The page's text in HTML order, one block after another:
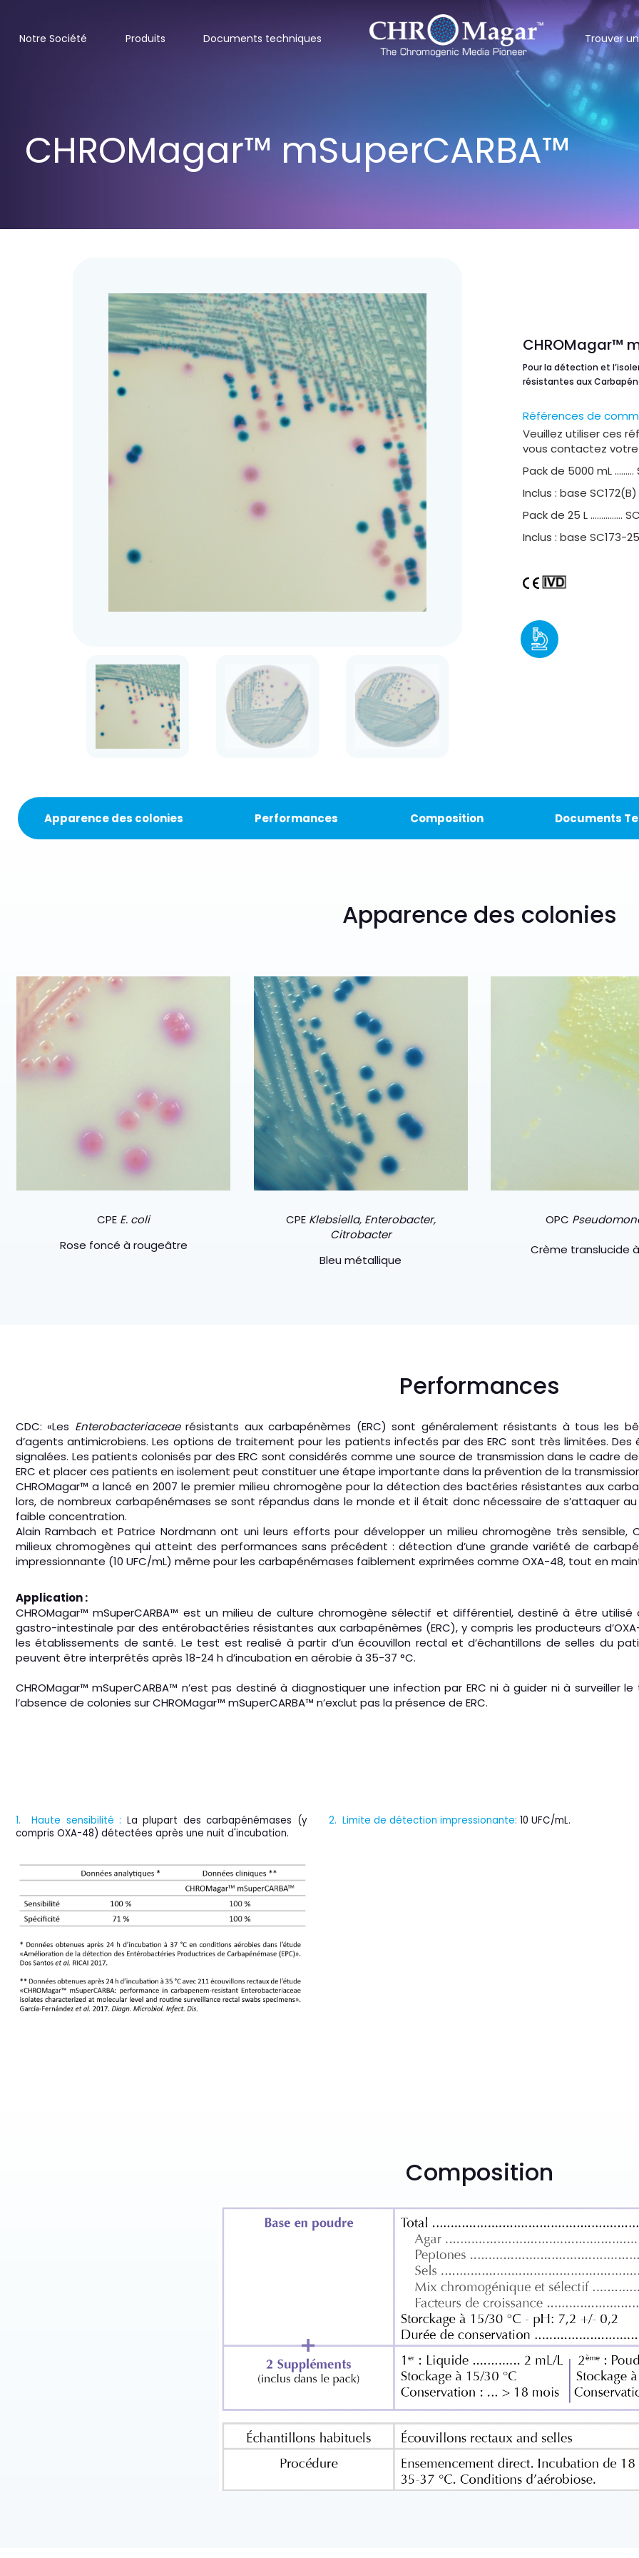
Notre Société Produits Documents techniques Trouver
CHROMagar™ mSuperCARBA™
CHROMagar™
Pour la détection et
résistantes aux
Références de
Veuillez utiliser ces
vous contactez
Pack de 5000 mL ………
Inclus : base
Pack de 25 L ……………
Inclus : base SC173-
Apparence des colonies Performances Composition Documents
Apparence des colonies
CPE E. coli
Rose foncé à rougeâtre
CPE Klebsiella, Enterobacter,
Citrobacter
Bleu métallique
OPC
Crème translucide
Performances
CDC: «Les Enterobacteriaceaerésistants aux carbapénèmes (ERC) sont généralement résistants à tous les
d’agents antimicrobiens. Les options de traitement pour les patients infectés par des ERC sont très limitées.
signalées. Les patients colonisés par des ERC sont considérés comme une source de transmission dans le cadre
ERC et placer ces patients en isolement peut constituer une étape importante dans la prévention de la
CHROMagar™ a lancé en 2007 le premier milieu chromogène pour la détection des bactéries résistantes aux
lors, de nombreux carbapénémases se sont répandus dans le monde et il était donc nécessaire de s’attaquer
faible concentration.
Alain Rambach et Patrice Nordmann ont uni leurs efforts pour développer un milieu chromogène très sensible,
milieux chromogènes qui atteint des performances sans précédent : détection d’une grande variété de
impressionnante (10 UFC/mL) même pour les carbapénémases faiblement exprimées comme OXA-48, tout en
Application :
CHROMagar™ mSuperCARBA™ est un milieu de culture chromogène sélectif et différentiel, destiné à être
gastro-intestinale par des entérobactéries résistantes aux carbapénèmes (ERC), y compris les producteurs
les établissements de santé. Le test est realisé à partir d’un écouvillon rectal et d’échantillons de selles du
peuvent être interprétés après 18-24 h d’incubation en aérobie à 35-37 °C.
CHROMagar™ mSuperCARBA™ n’est pas destiné à diagnostiquer une infection par ERC ni à guider ni à
l’absence de colonies sur CHROMagar™ mSuperCARBA™ n’exclut pas la présence de ERC.
1. Haute sensibilité : La plupart des carbapénémases (y
compris OXA-48) détectées après une nuit d'incubation.
2. Limite de détection impressionante: 10 UFC/mL.
Composition